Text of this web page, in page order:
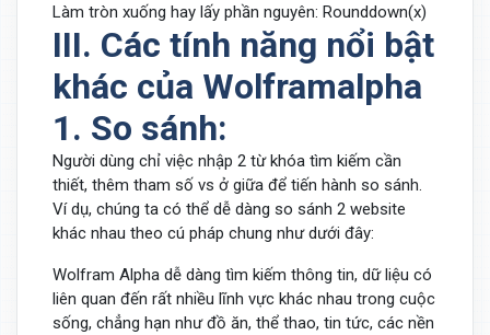
Làm tròn xuống hay lấy phần nguyên: Rounddown(x)
III. Các tính năng nổi bật
khác của Wolframalpha
1. So sánh:
Người dùng chỉ việc nhập 2 từ khóa tìm kiếm cần
thiết, thêm tham số vs ở giữa để tiến hành so sánh.
Ví dụ, chúng ta có thể dễ dàng so sánh 2 website
khác nhau theo cú pháp chung như dưới đây:
Wolfram Alpha dễ dàng tìm kiếm thông tin, dữ liệu có
liên quan đến rất nhiều lĩnh vực khác nhau trong cuộc
sống, chẳng hạn như đồ ăn, thể thao, tin tức, các nền